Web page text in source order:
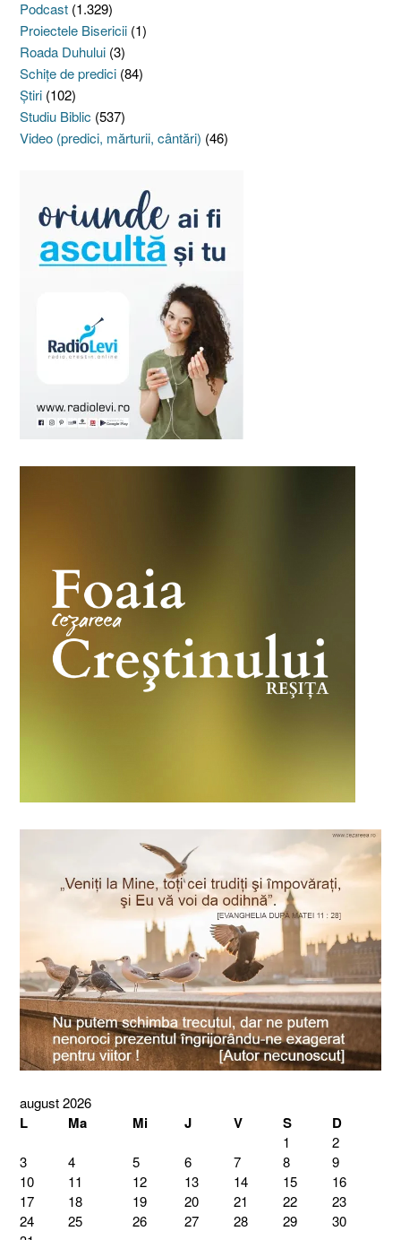
Podcast (1.329)
Proiectele Bisericii (1)
Roada Duhului (3)
Schiţe de predici (84)
Ştiri (102)
Studiu Biblic (537)
Video (predici, mărturii, cântări) (46)
august 2026
L Ma Mi J V S D
1
2
3
4 5 6 7 8
9
10
11 12 13 14 15
16
17
18 19 20 21 22
23
24
25 26 27 28 29
30